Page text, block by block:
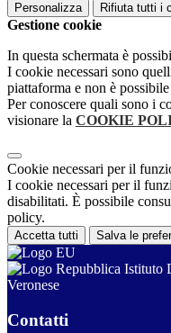
Personalizza Rifiuta tutti i
Gestione cookie
In questa schermata è
I cookie necessari sono
piattaforma e non è
Per conoscere quali sono i
visionare la COOKIE
Cookie necessari per il
I cookie necessari per il
disabilitati. È possibile
policy.
Accetta tutti Salva le
Istituto
Veronese
Contatti